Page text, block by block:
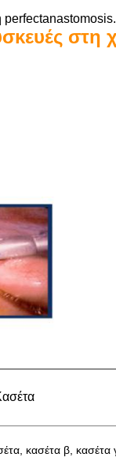
perfectanastomosis.
στη
κασέτα β, κασέτα